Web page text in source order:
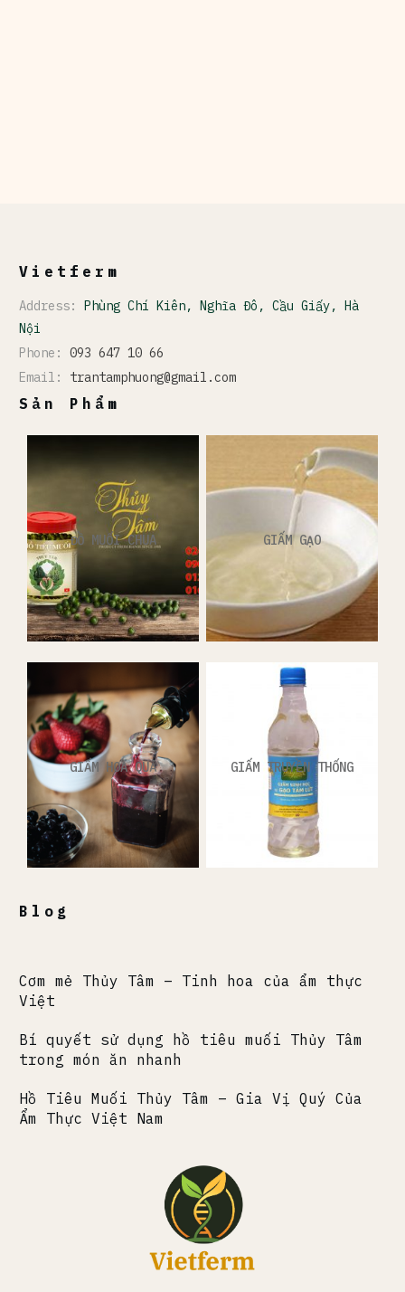
Vietferm
Address: Phùng Chí Kiên, Nghĩa Đô, Cầu Giấy, Hà
Nội
Phone: 093 647 10 66
Email: trantamphuong@gmail.com
Sản Phẩm
ĐỒ MUỐI CHUA GIẤM GẠO
GIẤM HOA QUẢ GIẤM TRUYỀN THỐNG
Blog
Cơm mẻ Thủy Tâm – Tinh hoa của ẩm thực
Việt
Bí quyết sử dụng hồ tiêu muối Thủy Tâm
trong món ăn nhanh
Hồ Tiêu Muối Thủy Tâm – Gia Vị Quý Của
Ẩm Thực Việt Nam